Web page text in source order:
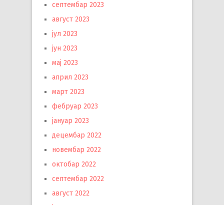
септембар 2023
август 2023
јул 2023
јун 2023
мај 2023
април 2023
март 2023
фебруар 2023
јануар 2023
децембар 2022
новембар 2022
октобар 2022
септембар 2022
август 2022